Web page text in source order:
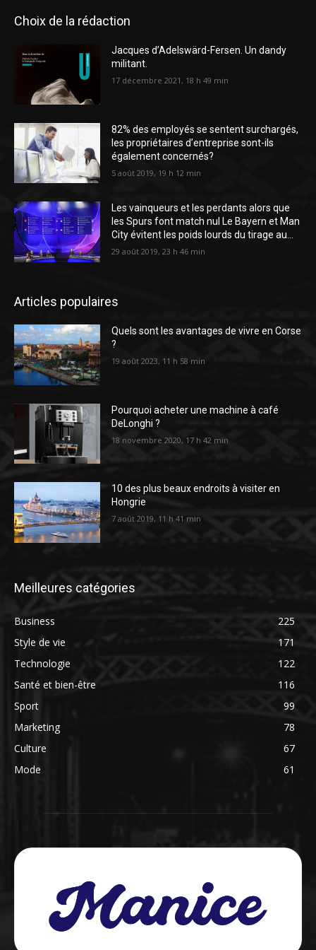
Choix de la rédaction
Jacques d’Adelswärd-Fersen. Un dandy
militant.
17 décembre 2021, 18 h 49 min
82% des employés se sentent surchargés,
les propriétaires d’entreprise sont-ils
également concernés?
5 août 2019, 19 h 12 min
Les vainqueurs et les perdants alors que
les Spurs font match nul Le Bayern et Man
City évitent les poids lourds du tirage au...
29 août 2019, 23 h 46 min
Articles populaires
Quels sont les avantages de vivre en Corse
?
19 août 2023, 11 h 58 min
Pourquoi acheter une machine à café
DeLonghi ?
18 novembre 2020, 17 h 42 min
10 des plus beaux endroits à visiter en
Hongrie
7 août 2019, 11 h 41 min
Meilleures catégories
Business
225
Style de vie
171
Technologie
122
Santé et bien-être
116
Sport
99
Marketing
78
Culture
67
Mode
61